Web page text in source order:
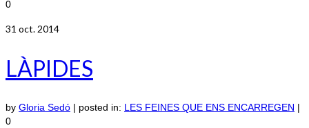
0
31 oct. 2014
LÀPIDES
by Gloria Sedó | posted in: LES FEINES QUE ENS ENCARREGEN |
0